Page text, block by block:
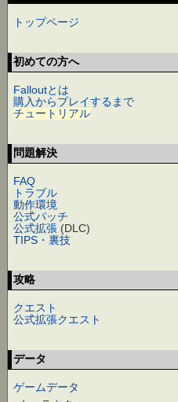
トップページ
初めての方へ
Falloutとは
購入からプレイするまで
チュートリアル
問題解決
FAQ
トラブル
動作環境
公式パッチ
公式拡張 (DLC)
TIPS・裏技
攻略
クエスト
公式拡張クエスト
データ
ゲームデータ